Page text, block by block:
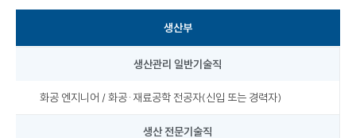
생산부
생산관리 일반기술직
화공 엔지니어 / 화공·재료공학 전공자(신입 또는 경력자)
생산 전문기술직